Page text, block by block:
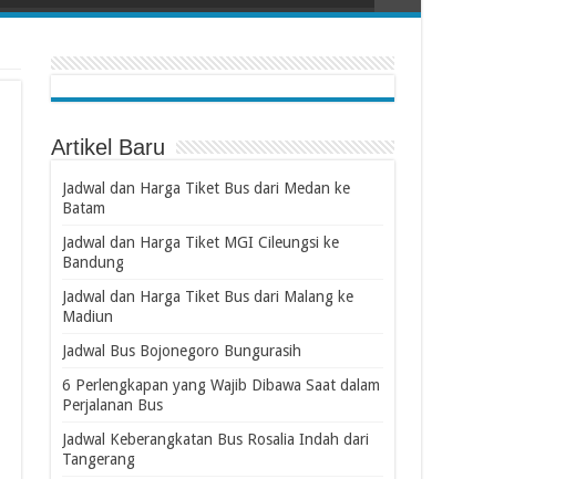
Artikel Baru
Jadwal dan Harga Tiket Bus dari Medan ke
Batam
Jadwal dan Harga Tiket MGI Cileungsi ke
Bandung
Jadwal dan Harga Tiket Bus dari Malang ke
Madiun
Jadwal Bus Bojonegoro Bungurasih
6 Perlengkapan yang Wajib Dibawa Saat dalam
Perjalanan Bus
Jadwal Keberangkatan Bus Rosalia Indah dari
Tangerang